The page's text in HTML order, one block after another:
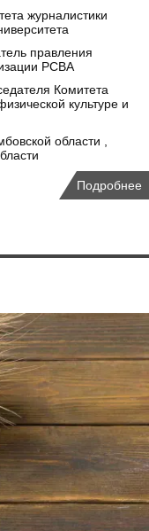
журналистики
правления
РСВА
Комитета
культуре и
области ,
Подробнее